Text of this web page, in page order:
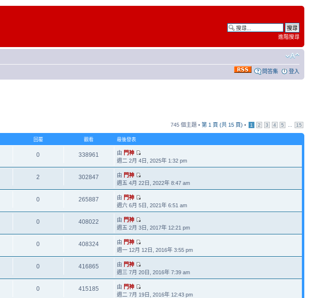
進階搜尋
問答集 登入
745 個主題 • 第 1 頁 (共 15 頁) • 1 2 3 4 5 15
回覆 觀看 最後發表
0 338961 由 門神
週二 2月 4日, 2025年 1:32 pm
2 302847 由 門神
週五 4月 22日, 2022年 8:47 am
0 265887 由 門神
週六 6月 5日, 2021年 6:51 am
0 408022 由 門神
週五 2月 3日, 2017年 12:21 pm
0 408324 由 門神
週一 12月 12日, 2016年 3:55 pm
0 416865 由 門神
週三 7月 20日, 2016年 7:39 am
0 415185 由 門神
週二 7月 19日, 2016年 12:43 pm